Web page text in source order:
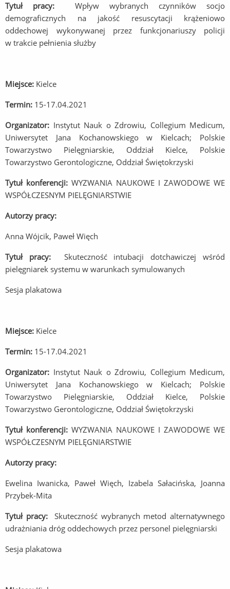
Tytuł pracy: Wpływ wybranych czynników socjo
demograficznych na jakość resuscytacji krążeniowo
oddechowej wykonywanej przez funkcjonariuszy policji
w trakcie pełnienia służby
Miejsce: Kielce
Termin: 15-17.04.2021
Organizator: Instytut Nauk o Zdrowiu, Collegium Medicum,
Uniwersytet Jana Kochanowskiego w Kielcach; Polskie
Towarzystwo Pielęgniarskie, Oddział Kielce, Polskie
Towarzystwo Gerontologiczne, Oddział Świętokrzyski
Tytuł konferencji: WYZWANIA NAUKOWE I ZAWODOWE WE
WSPÓŁCZESNYM PIELĘGNIARSTWIE
Autorzy pracy:
Anna Wójcik, Paweł Więch
Tytuł pracy:Skuteczność intubacji dotchawiczej wśród
pielęgniarek systemu w warunkach symulowanych
Sesja plakatowa
Miejsce: Kielce
Termin: 15-17.04.2021
Organizator: Instytut Nauk o Zdrowiu, Collegium Medicum,
Uniwersytet Jana Kochanowskiego w Kielcach; Polskie
Towarzystwo Pielęgniarskie, Oddział Kielce, Polskie
Towarzystwo Gerontologiczne, Oddział Świętokrzyski
Tytuł konferencji: WYZWANIA NAUKOWE I ZAWODOWE WE
WSPÓŁCZESNYM PIELĘGNIARSTWIE
Autorzy pracy:
Ewelina Iwanicka, Paweł Więch, Izabela Sałacińska, Joanna
Przybek-Mita
Tytuł pracy:Skuteczność wybranych metod alternatywnego
udrażniania dróg oddechowych przez personel pielęgniarski
Sesja plakatowa